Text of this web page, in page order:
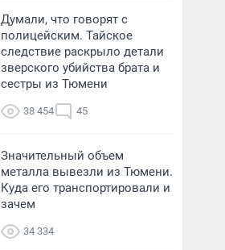
Думали, что говорят с
полицейским. Тайское
следствие раскрыло детали
зверского убийства брата и
сестры из Тюмени
38 454 45
Значительный объем
металла вывезли из Тюмени.
Куда его транспортировали и
зачем
34 334